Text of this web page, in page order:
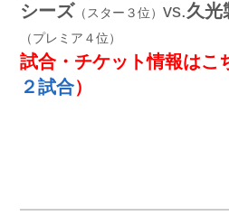
シーズ （スター３位）vs.久光
（プレミア４位）
試合・チケット情報はこ
２試合）